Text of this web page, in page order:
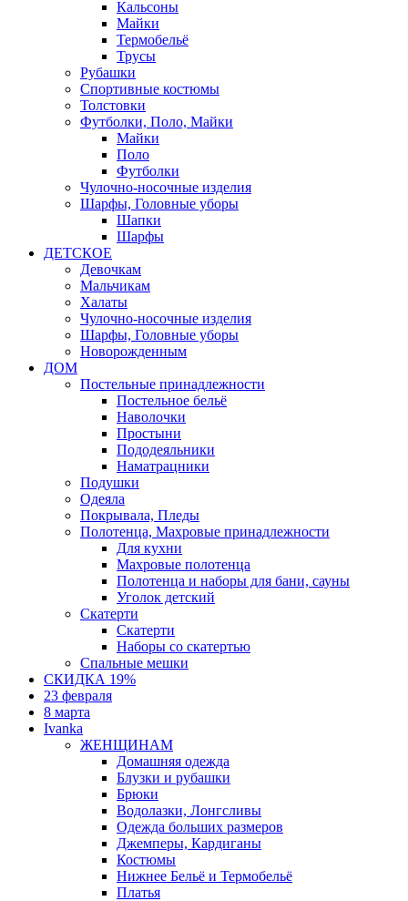
Кальсоны
Майки
Термобельё
Трусы
Рубашки
Спортивные костюмы
Толстовки
Футболки, Поло, Майки
Майки
Поло
Футболки
Чулочно-носочные изделия
Шарфы, Головные уборы
Шапки
Шарфы
ДЕТСКОЕ
Девочкам
Мальчикам
Халаты
Чулочно-носочные изделия
Шарфы, Головные уборы
Новорожденным
ДОМ
Постельные принадлежности
Постельное бельё
Наволочки
Простыни
Пододеяльники
Наматрацники
Подушки
Одеяла
Покрывала, Пледы
Полотенца, Махровые принадлежности
Для кухни
Махровые полотенца
Полотенца и наборы для бани, сауны
Уголок детский
Скатерти
Скатерти
Наборы со скатертью
Спальные мешки
СКИДКА 19%
23 февраля
8 марта
Ivanka
ЖЕНЩИНАМ
Домашняя одежда
Блузки и рубашки
Брюки
Водолазки, Лонгсливы
Одежда больших размеров
Джемперы, Кардиганы
Костюмы
Нижнее Бельё и Термобельё
Платья